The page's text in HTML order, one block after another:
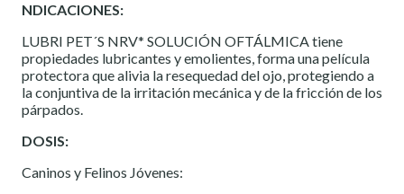
NDICACIONES:
LUBRI PET´S NRV* SOLUCIÓN OFTÁLMICA tiene
propiedades lubricantes y emolientes, forma una película
protectora que alivia la resequedad del ojo, protegiendo a
la conjuntiva de la irritación mecánica y de la fricción de los
párpados.
DOSIS:
Caninos y Felinos Jóvenes: